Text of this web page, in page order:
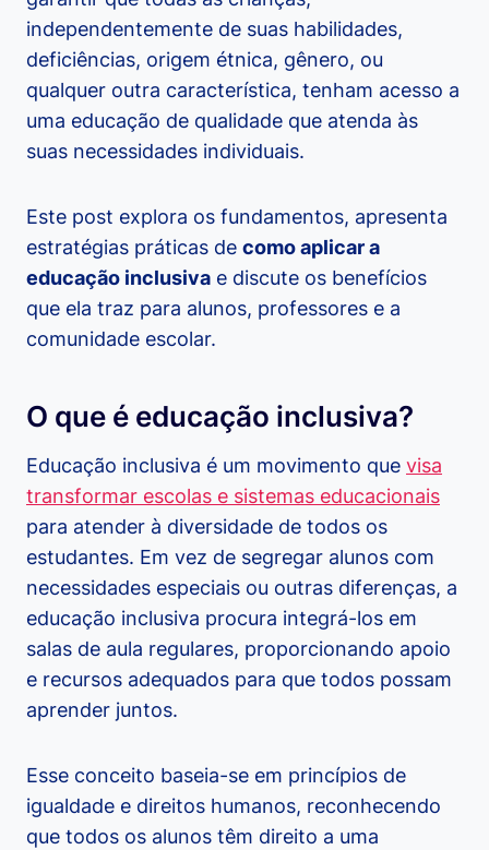
independentemente de suas habilidades,
deficiências, origem étnica, gênero, ou
qualquer outra característica, tenham acesso a
uma educação de qualidade que atenda às
suas necessidades individuais.
Este post explora os fundamentos, apresenta
estratégias práticas de como aplicar a
educação inclusiva e discute os benefícios
que ela traz para alunos, professores e a
comunidade escolar.
O que é educação inclusiva?
Educação inclusiva é um movimento que visa
transformar escolas e sistemas educacionais
para atender à diversidade de todos os
estudantes. Em vez de segregar alunos com
necessidades especiais ou outras diferenças, a
educação inclusiva procura integrá-los em
salas de aula regulares, proporcionando apoio
e recursos adequados para que todos possam
aprender juntos.
Esse conceito baseia-se em princípios de
igualdade e direitos humanos, reconhecendo
que todos os alunos têm direito a uma